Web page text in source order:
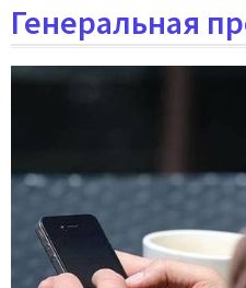
Генеральная